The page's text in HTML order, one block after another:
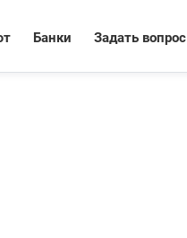
Банки Задать вопрос